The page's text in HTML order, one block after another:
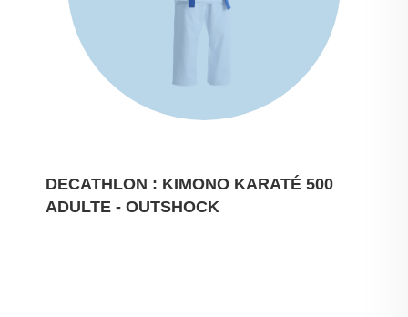
DECATHLON : KIMONO KARATÉ 500
ADULTE - OUTSHOCK